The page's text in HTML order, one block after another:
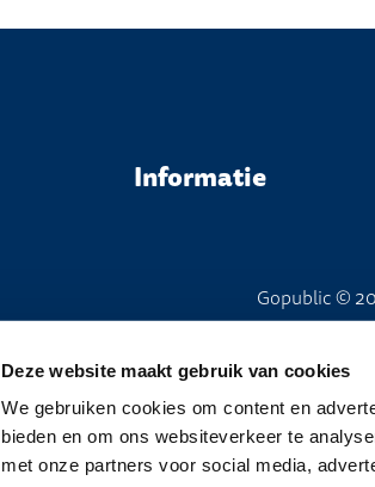
Deze website maakt gebruik van cookies
We gebruiken cookies om content en
bieden en om ons websiteverkeer te
met onze partners voor social media,
Informatie
Gopublic ©